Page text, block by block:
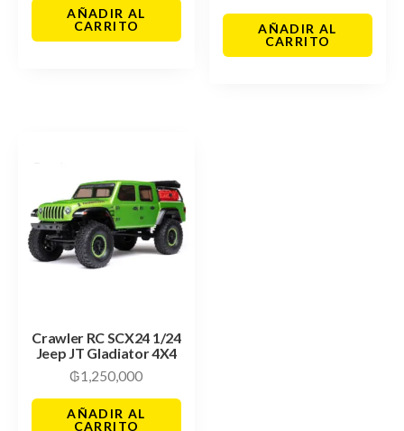
AÑADIR AL
CARRITO
AÑADIR AL
CARRITO
Crawler RC SCX24 1/24
Jeep JT Gladiator 4X4
₲1,250,000
AÑADIR AL
CARRITO